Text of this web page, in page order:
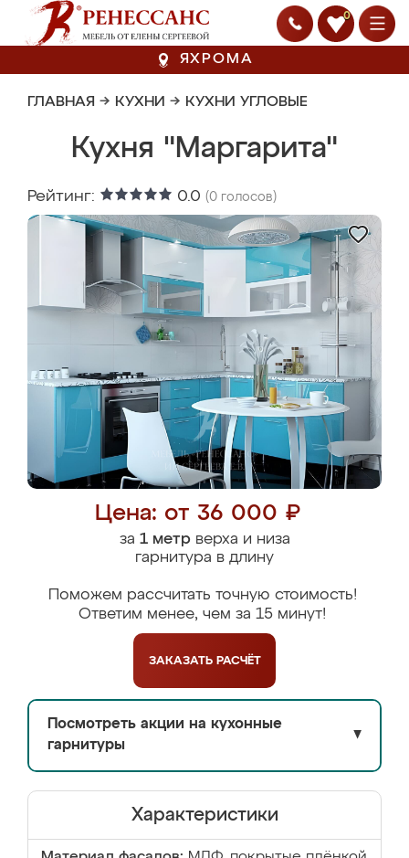
0
ЯХРОМА
ГЛАВНАЯ → КУХНИ → КУХНИ УГЛОВЫЕ
Кухня "Маргарита"
Рейтинг: 0.0 (0 голосов)
Цена: от 36 000 ₽
за 1 метрверха и низа
гарнитура в длину
Поможем рассчитать точную стоимость!
Ответим менее, чем за 15 минут!
ЗАКАЗАТЬ РАСЧЁТ
Посмотреть акции на кухонные
гарнитуры
▼
Характеристики